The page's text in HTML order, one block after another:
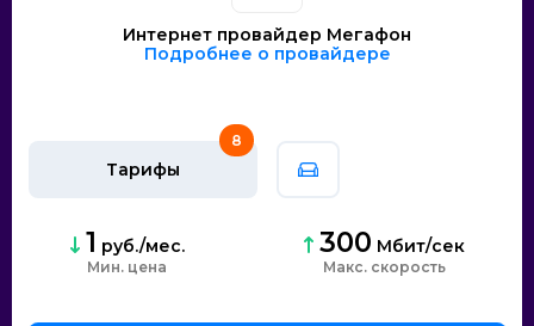
Интернет провайдер Мегафон
Подробнее о провайдере
Тарифы
8
1 руб./мес.
Мин. цена
300 Мбит/сек
скорость